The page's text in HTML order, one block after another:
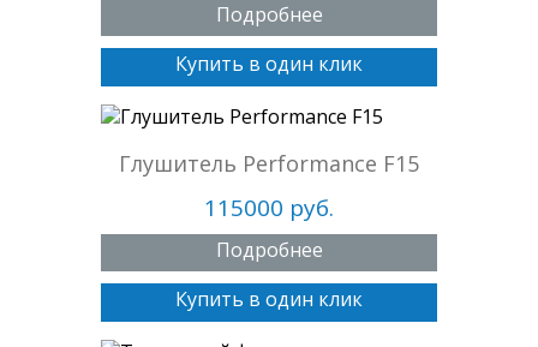
Подробнее
Купить в один клик
Глушитель Performance F15
115000 руб.
Подробнее
Купить в один клик